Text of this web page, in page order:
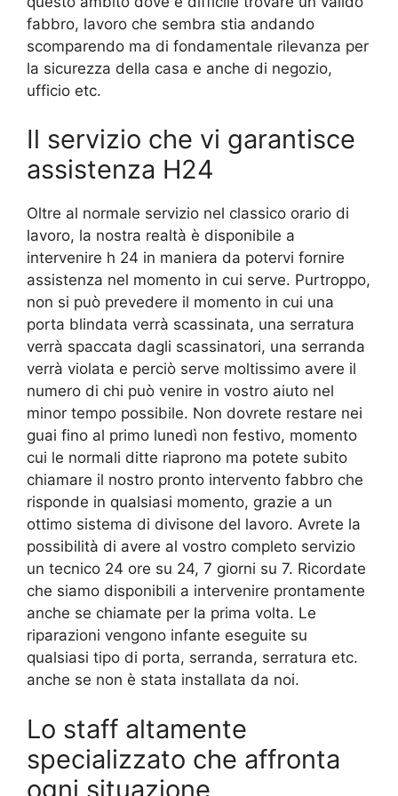
fabbro, lavoro che sembra stia andando
scomparendo ma di fondamentale rilevanza per
la sicurezza della casa e anche di negozio,
ufficio etc.
Il servizio che vi garantisce
assistenza H24
Oltre al normale servizio nel classico orario di
lavoro, la nostra realtà è disponibile a
intervenire h 24 in maniera da potervi fornire
assistenza nel momento in cui serve. Purtroppo,
non si può prevedere il momento in cui una
porta blindata verrà scassinata, una serratura
verrà spaccata dagli scassinatori, una serranda
verrà violata e perciò serve moltissimo avere il
numero di chi può venire in vostro aiuto nel
minor tempo possibile. Non dovrete restare nei
guai fino al primo lunedì non festivo, momento
cui le normali ditte riaprono ma potete subito
chiamare il nostro pronto intervento fabbro che
risponde in qualsiasi momento, grazie a un
ottimo sistema di divisone del lavoro. Avrete la
possibilità di avere al vostro completo servizio
un tecnico 24 ore su 24, 7 giorni su 7. Ricordate
che siamo disponibili a intervenire prontamente
anche se chiamate per la prima volta. Le
riparazioni vengono infante eseguite su
qualsiasi tipo di porta, serranda, serratura etc.
anche se non è stata installata da noi.
Lo staff altamente
specializzato che affronta
ogni situazione